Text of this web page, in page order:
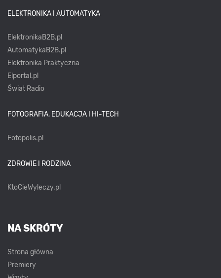
ELEKTRONIKA I AUTOMATYKA
ElektronikaB2B.pl
AutomatykaB2B.pl
Elektronika Praktyczna
Elportal.pl
Świat Radio
FOTOGRAFIA, EDUKACJA I HI-TECH
Fotopolis.pl
ZDROWIE I RODZINA
KtoCieWyleczy.pl
NA SKRÓTY
Strona główna
Premiery